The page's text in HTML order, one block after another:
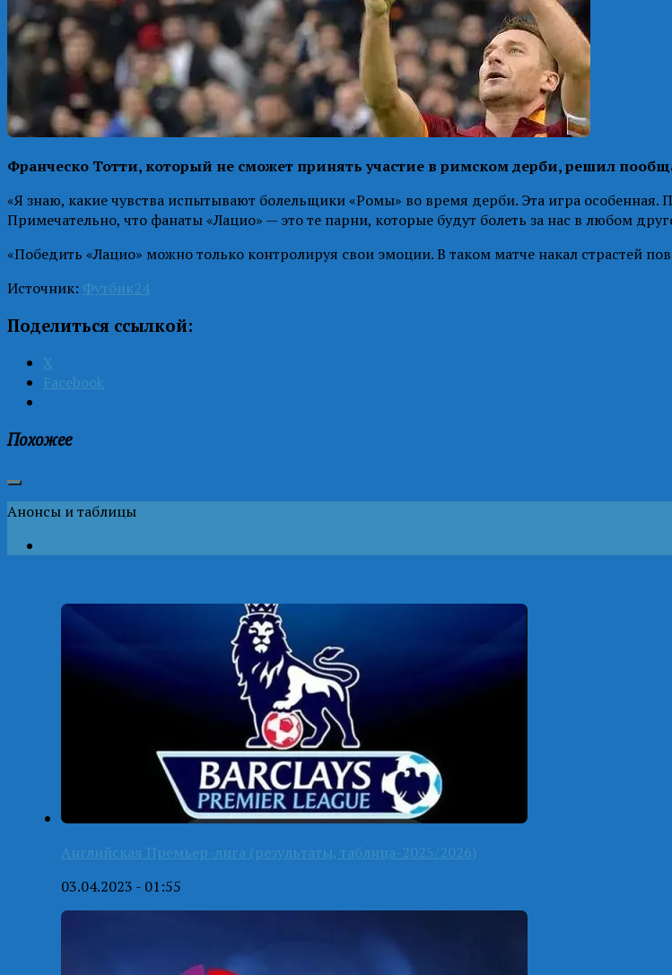
Франческо Тотти, который не сможет принять участие в римском дерби, решил
«Я знаю, какие чувства испытывают болельщики «Ромы» во время дерби. Эта игра
Примечательно, что фанаты «Лацио» — это те парни, которые будут болеть за нас в любом
«Победить «Лацио» можно только контролируя свои эмоции. В таком матче накал страстей
Источник: Футбик24
Поделиться ссылкой:
X
Facebook
Похожее
Анонсы и таблицы
Английская Премьер-лига (результаты, таблица-2025/2026)
03.04.2023 - 01:55